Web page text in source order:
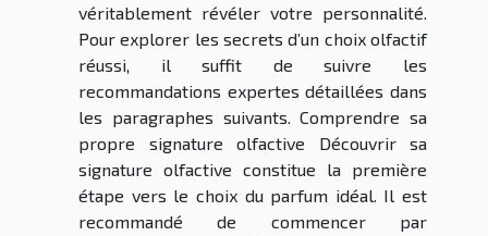
véritablement révéler votre personnalité.
Pour explorer les secrets d’un choix olfactif
réussi, il suffit de suivre les
recommandations expertes détaillées dans
les paragraphes suivants. Comprendre sa
propre signature olfactive Découvrir sa
signature olfactive constitue la première
étape vers le choix du parfum idéal. Il est
recommandé de commencer par